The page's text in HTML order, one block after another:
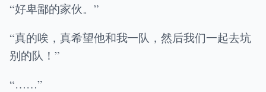
“好卑鄙的家伙。”
“真的唉，真希望他和我一队，然后我们一起去坑
别的队！”
“……”